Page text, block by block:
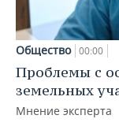
Общество 00:00
Проблемы с
земельных
Мнение эксперта